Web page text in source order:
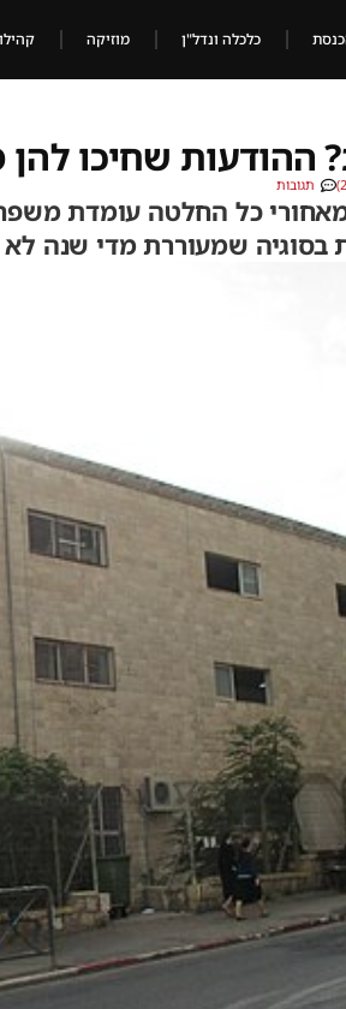
כלכלה ונדל"ן מוזיקה
ההודעות שחיכו
תגובות
כל החלטה עומדת
בסוגיה שמעוררת מדי שנה